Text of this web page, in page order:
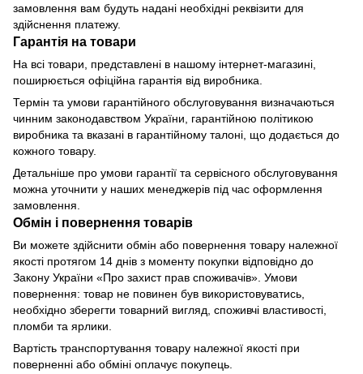
замовлення вам будуть надані необхідні реквізити для
здійснення платежу.
Гарантія на товари
На всі товари, представлені в нашому інтернет-магазині,
поширюється офіційна гарантія від виробника.
Термін та умови гарантійного обслуговування визначаються
чинним законодавством України, гарантійною політикою
виробника та вказані в гарантійному талоні, що додається до
кожного товару.
Детальніше про умови гарантії та сервісного обслуговування
можна уточнити у наших менеджерів під час оформлення
замовлення.
Обмін і повернення товарів
Ви можете здійснити обмін або повернення товару належної
якості протягом 14 днів з моменту покупки відповідно до
Закону України «Про захист прав споживачів». Умови
повернення: товар не повинен був використовуватись,
необхідно зберегти товарний вигляд, споживчі властивості,
пломби та ярлики.
Вартість транспортування товару належної якості при
поверненні або обміні оплачує покупець.